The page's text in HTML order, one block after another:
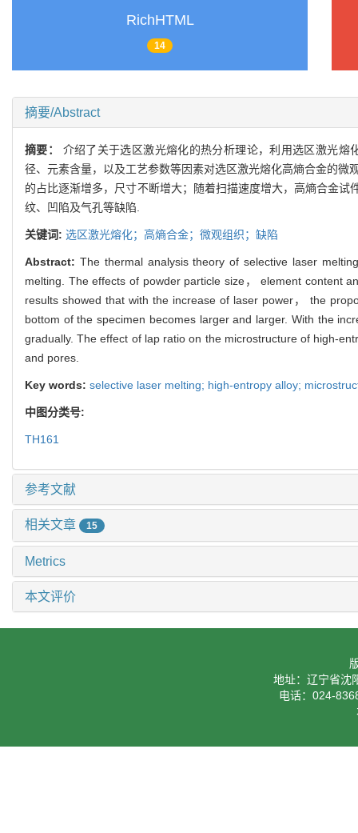
RichHTML
14
摘要/Abstract
摘要： 介绍了关于选区激光熔化的热分析理论，利用选区激光熔
径、元素含量，以及工艺参数等因素对选区激光熔化高熵合金的
的占比逐渐增多，尺寸不断增大；随着扫描速度增大，高熵合金
纹、凹陷及气孔等缺陷.
关键词: 选区激光熔化；高熵合金；微观组织；缺陷
Abstract: The thermal analysis theory of selective laser
melting. The effects of powder particle size， element content
results showed that with the increase of laser power， the
bottom of the specimen becomes larger and larger. With the
gradually. The effect of lap ratio on the microstructure of high-
and pores.
Key words: selective laser melting; high-entropy alloy;
中图分类号:
TH161
参考文献
相关文章 15
Metrics
本文评价
地址：辽宁省沈
电话：024-